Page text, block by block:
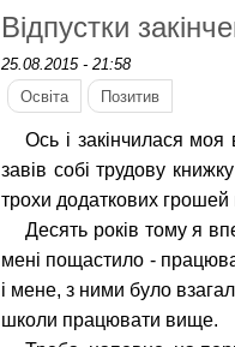
Відпустки
25.08.2015 - 21:58
Освіта
Позитив
Ось і закінчилася
завів собі трудову
трохи додаткових грошей
Десять років тому я
мені пощастило -
і мене, з ними було
школи працювати вище.